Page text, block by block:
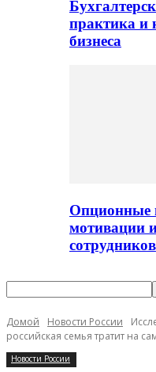
практика и
бизнеса
Опционные
мотивации
сотрудников
Домой Новости России
российская семья тратит на
Новости России